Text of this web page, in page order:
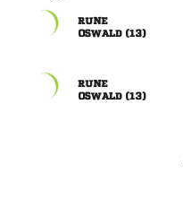

 

 